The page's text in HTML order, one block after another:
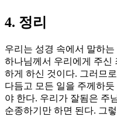
4. 정리
우리는 성경 속에서 말하
하나님께서 우리에게 주신
하게 하신 것이다. 그러므
다듬고 모든 일을 주께하
야 한다. 우리가 잘됨은 주
순종하기만 하면 된다. 그